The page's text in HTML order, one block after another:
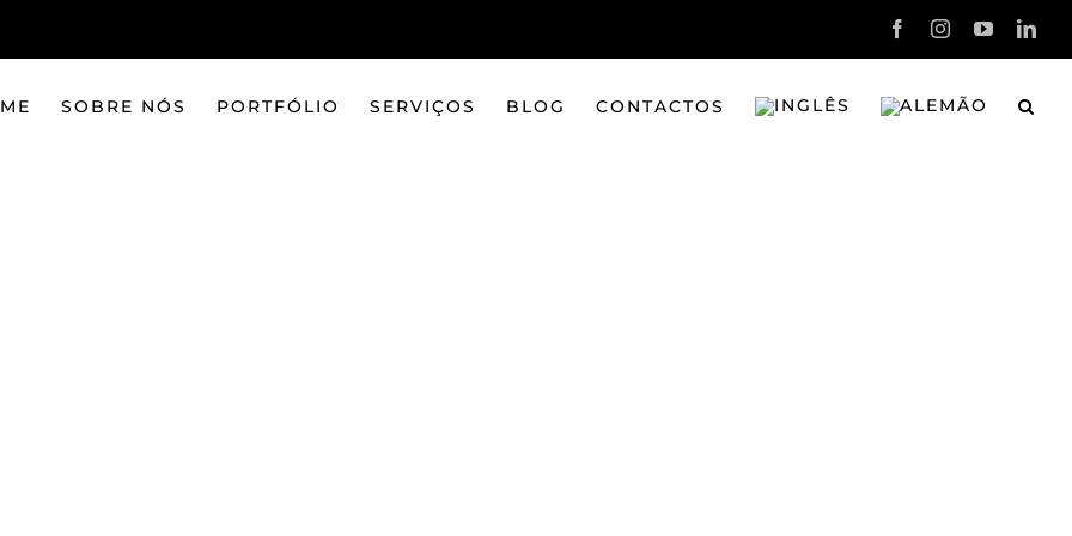
FacebookInstagramYouTube
SOBRE NÓS PORTFÓLIO SERVIÇOS BLOG CONTACTOS